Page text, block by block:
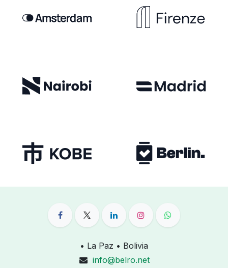
• La Paz • Bolivia
info@belro.net